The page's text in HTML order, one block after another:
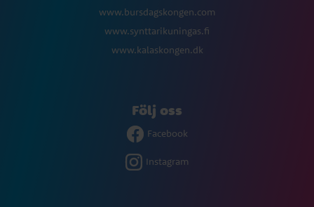
www.bursdagskongen.com
www.synttarikuningas.fi
www.kalaskongen.dk
Följ oss
Facebook
Instagram